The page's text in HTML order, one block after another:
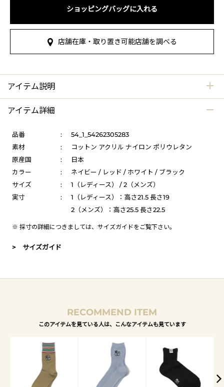
ショッピングバッグに入れる
店舗在庫・取り置き可能店舗を調べる
アイテム説明
アイテム詳細
品番 :
54_1_54262305283
素材
:
コットン アクリル ナイロン ポリウレタン
原産国
:
日本
カラー
:
ネイビー / レッド / ホワイト / ブラック
サイズ
:
1（レディース） / 2（メンズ）
実寸
:
1（レディース）：高さ21.5 長さ19
2（メンズ）：高さ25.5 長さ22.5
※ 採寸の詳細につきましては、 サイズガイドをご覧下さい。
> サイズガイド
RECOMMEND ITEM
このアイテムを見ている人は、こんなアイテムも見ています